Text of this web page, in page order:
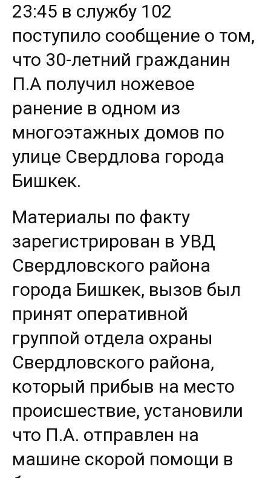
23:45 в службу 102
поступило сообщение о том,
что 30-летний гражданин
П.А получил ножевое
ранение в одном из
многоэтажных домов по
улице Свердлова города
Бишкек.
Материалы по факту
зарегистрирован в УВД
Свердловского района
города Бишкек, вызов был
принят оперативной
группой отдела охраны
Свердловского района,
который прибыв на место
происшествие, установили
что П.А. отправлен на
машине скорой помощи в